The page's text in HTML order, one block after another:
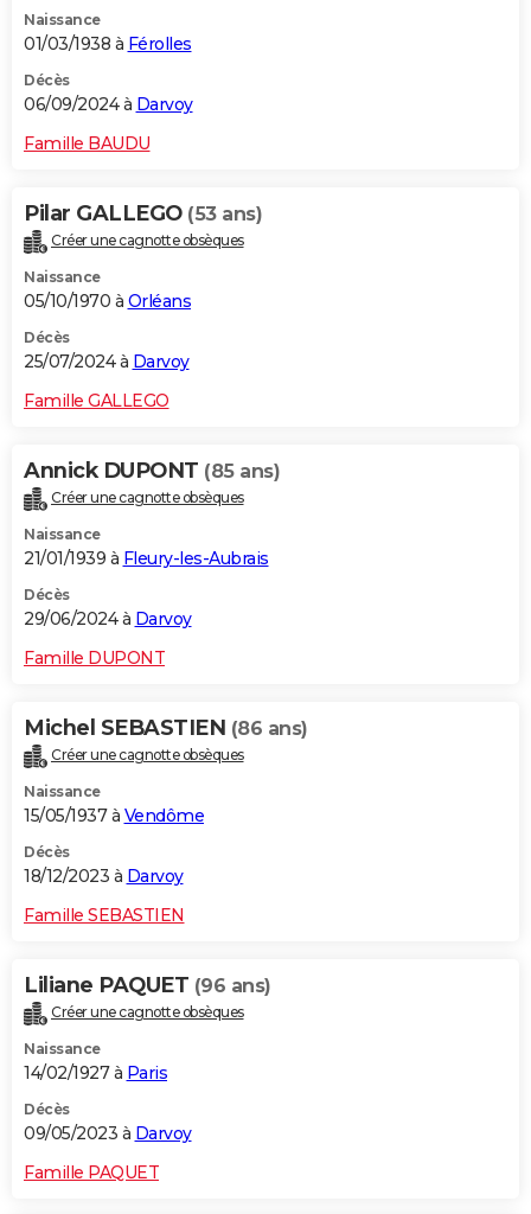
Naissance
01/03/1938 à Férolles
Décès
06/09/2024 à Darvoy
Famille BAUDU
Pilar GALLEGO (53 ans)
Créer une cagnotte obsèques
Naissance
05/10/1970 à Orléans
Décès
25/07/2024 à Darvoy
Famille GALLEGO
Annick DUPONT (85 ans)
Créer une cagnotte obsèques
Naissance
21/01/1939 à Fleury-les-Aubrais
Décès
29/06/2024 à Darvoy
Famille DUPONT
Michel SEBASTIEN (86 ans)
Créer une cagnotte obsèques
Naissance
15/05/1937 à Vendôme
Décès
18/12/2023 à Darvoy
Famille SEBASTIEN
Liliane PAQUET (96 ans)
Créer une cagnotte obsèques
Naissance
14/02/1927 à Paris
Décès
09/05/2023 à Darvoy
Famille PAQUET